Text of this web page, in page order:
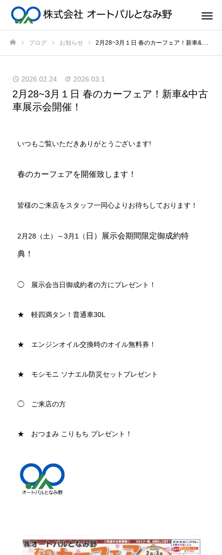
ブログ お知らせ 2月28~3月１日 春のカーフェア！新車&中古車展示会開催！
2026.02.24 2026.03.1
2月28~3月１日 春のカーフェア！新車&中古
車展示会開催！
いつもご覧いただきありがとうございます!
春のカーフェアを開催致します！
皆様のご来店をスタッフ一同心よりお待ちしております！
2月28（土）～3月1（ 日）展示会期間限定御成約特
典！
◯ 展示会当日御成約者の方にプレゼント！
★ 軽四満タン！普通車30L
★ エンジンオイル交換時のオイル無料券！
★ モシモニ ソナエル防災セットプレゼント
◯ ご来店の方
★ おつまみ こりもち プレゼント！